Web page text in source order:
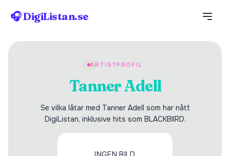
🎧 DigiListan.se
ARTISTPROFIL
Tanner Adell
Se vilka låtar med Tanner Adell som har nått
DigiListan, inklusive hits som BLACKBIIRD.